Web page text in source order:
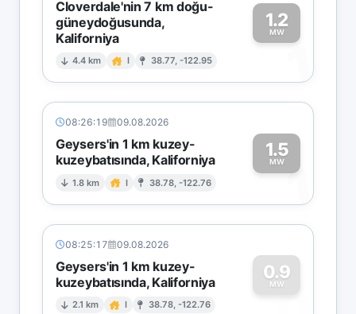
Cloverdale'nin 7 km doğu-
güneydoğusunda,
Kaliforniya
4.4 km I 38.77, -122.95
1.2
MW
1
08:26:19 09.08.2026
Geysers'in 1 km kuzey-
kuzeybatısında, Kaliforniya
1.8 km I 38.78, -122.76
1.5
MW1
08:25:17 09.08.2026
Geysers'in 1 km kuzey-
kuzeybatısında, Kaliforniya
2.1 km I 38.78, -122.76
0.9
MW